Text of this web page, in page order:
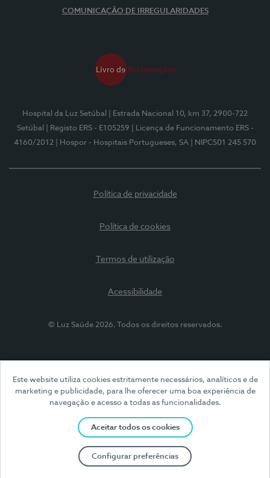
Este website utiliza cookies estritamente necessários, analíticos e de
marketing e publicidade, para lhe oferecer uma boa experiência de
navegação e acesso a todas as funcionalidades.
Aceitar todos os cookies
Configurar preferências
COMUNICAÇÃO DE IRREGULARIDADES
Hospital da Luz Setúbal
| Estrada Nacional 10, km 37, 2900-722
Setúbal
| Registo ERS - E105259
| Licença de Funcionamento ERS -
4160/2012
| Hospor - Hospitais Portugueses, SA | NIPC501 245 570
Política de privacidade
Política de cookies
Termos de utilização
Acessibilidade
© Luz Saúde 2026. Todos os direitos reservados.